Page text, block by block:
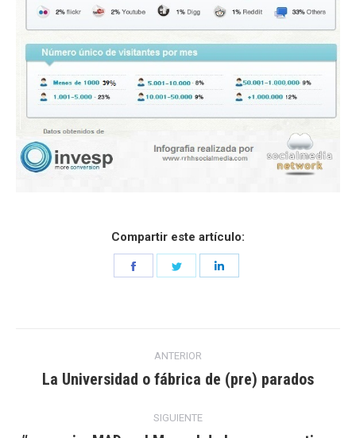
Compartir este artículo:
Share
entre
ANTERIOR
Entrada
La Universidad o fábrica de (pre) parados
SIGUIENTE